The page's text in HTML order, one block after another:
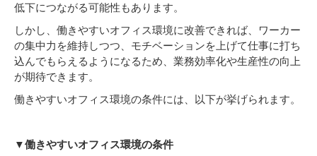
低下につながる可能性もあります。
しかし、働きやすいオフィス環境に改善できれば、ワーカー
の集中力を維持しつつ、モチベーションを上げて仕事に打ち
込んでもらえるようになるため、業務効率化や生産性の向上
が期待できます。
働きやすいオフィス環境の条件には、以下が挙げられます。
▼働きやすいオフィス環境の条件